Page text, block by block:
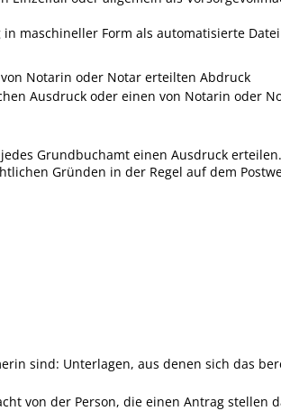
maschineller Form als automatisierte
Notarin oder Notar erteilten Abdruck
Ausdruck oder einen von Notarin oder
Grundbuchamt einen Ausdruck
Gründen in der Regel auf dem
sind: Unterlagen, aus denen sich das
von der Person, die einen Antrag stellen